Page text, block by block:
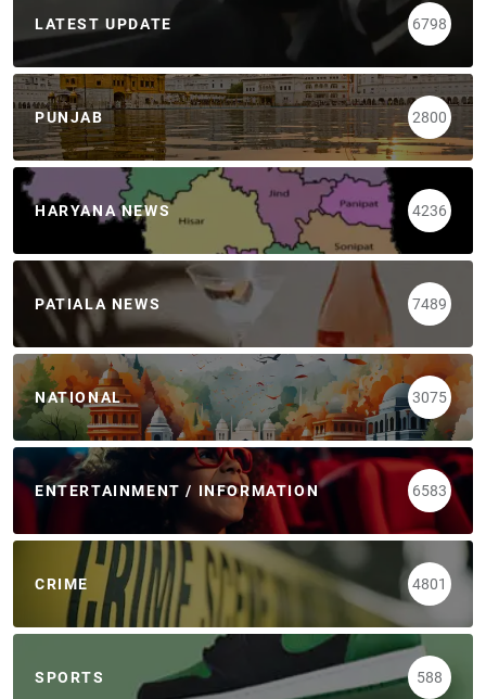
LATEST UPDATE 6798
PUNJAB 2800
HARYANA NEWS 4236
PATIALA NEWS 7489
NATIONAL 3075
ENTERTAINMENT / INFORMATION 6583
CRIME 4801
SPORTS 588